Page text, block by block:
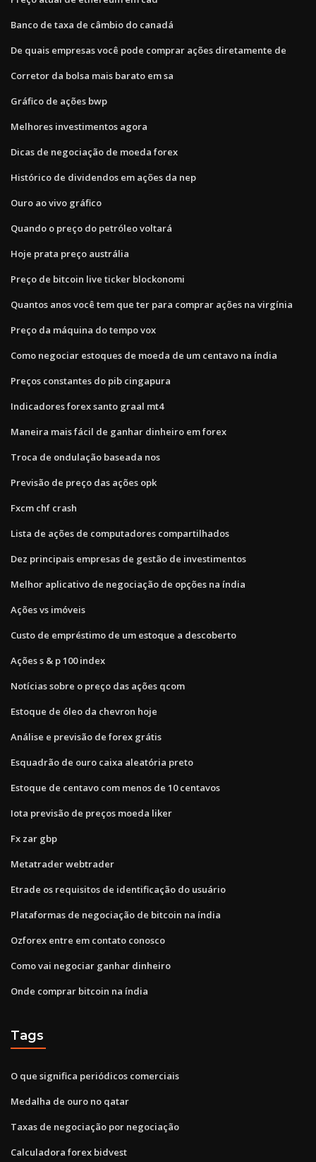
Banco de taxa de câmbio do canadá
De quais empresas você pode comprar ações diretamente de
Corretor da bolsa mais barato em sa
Gráfico de ações bwp
Melhores investimentos agora
Dicas de negociação de moeda forex
Histórico de dividendos em ações da nep
Ouro ao vivo gráfico
Quando o preço do petróleo voltará
Hoje prata preço austrália
Preço de bitcoin live ticker blockonomi
Quantos anos você tem que ter para comprar ações na virgínia
Preço da máquina do tempo vox
Como negociar estoques de moeda de um centavo na índia
Preços constantes do pib cingapura
Indicadores forex santo graal mt4
Maneira mais fácil de ganhar dinheiro em forex
Troca de ondulação baseada nos
Previsão de preço das ações opk
Fxcm chf crash
Lista de ações de computadores compartilhados
Dez principais empresas de gestão de investimentos
Melhor aplicativo de negociação de opções na índia
Ações vs imóveis
Custo de empréstimo de um estoque a descoberto
Ações s & p 100 index
Notícias sobre o preço das ações qcom
Estoque de óleo da chevron hoje
Análise e previsão de forex grátis
Esquadrão de ouro caixa aleatória preto
Estoque de centavo com menos de 10 centavos
Iota previsão de preços moeda liker
Fx zar gbp
Metatrader webtrader
Etrade os requisitos de identificação do usuário
Plataformas de negociação de bitcoin na índia
Ozforex entre em contato conosco
Como vai negociar ganhar dinheiro
Onde comprar bitcoin na índia
Tags
O que significa periódicos comerciais
Medalha de ouro no qatar
Taxas de negociação por negociação
Calculadora forex bidvest